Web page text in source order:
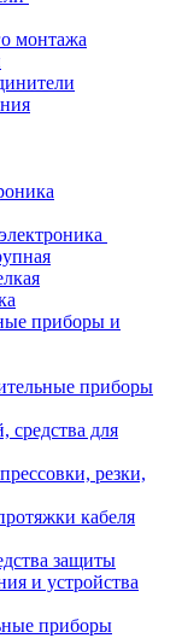
монтажа
приборы и
приборы
средства для
резки,
кабеля
защиты
и устройства
приборы